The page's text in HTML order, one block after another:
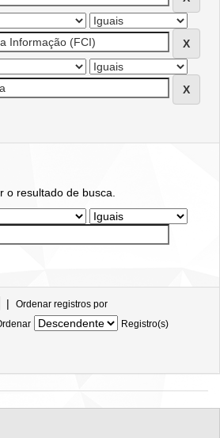
o resultado de busca.
| Ordenar registros por
Registro(s)